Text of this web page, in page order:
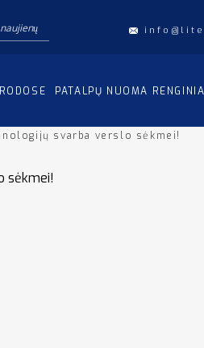
PATALPŲ NUOMA
svarba verslo sėkmei!